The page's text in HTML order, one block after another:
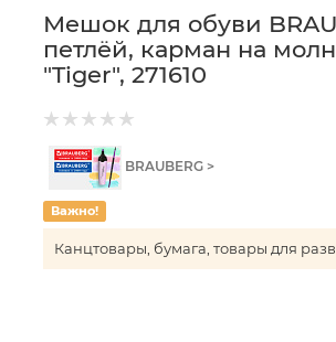
Мешок для обуви
петлёй, карман на
"Tiger", 271610
BRAUBERG >
Важно!
Канцтовары, бумага, товары для